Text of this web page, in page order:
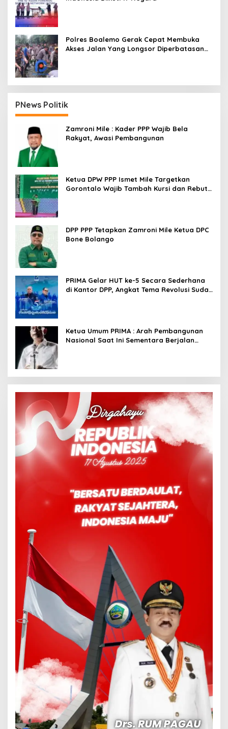
Polres Boalemo Gerak Cepat Membuka
Akses Jalan Yang Longsor Diperbatasan
PNews Politik
Zamroni Mile : Kader PPP Wajib Bela
Rakyat, Awasi Pembangunan
Ketua DPW PPP Ismet Mile Targetkan
Gorontalo Wajib Tambah Kursi dan Rebut
DPP PPP Tetapkan Zamroni Mile Ketua DPC
Bone Bolango
PRIMA Gelar HUT ke-5 Secara Sederhana
di Kantor DPP, Angkat Tema Revolusi Sudah
Ketua Umum PRIMA : Arah Pembangunan
Nasional Saat Ini Sementara Berjalan